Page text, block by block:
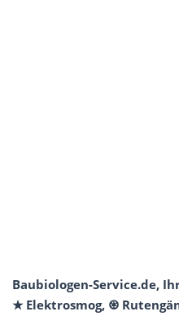
Baubiologen-Service.de,
★ Elektrosmog, ♼